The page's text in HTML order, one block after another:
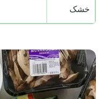
خشک